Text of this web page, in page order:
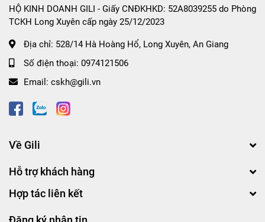
HỘ KINH DOANH GILI - Giấy CNĐKHKD: 52A8039255 do Phòng
TCKH Long Xuyên cấp ngày 25/12/2023
Địa chỉ: 528/14 Hà Hoàng Hổ, Long Xuyên, An Giang
Số điện thoại: 0974121506
Email: cskh@gili.vn
Về Gili
Hỗ trợ khách hàng
Hợp tác liên kết